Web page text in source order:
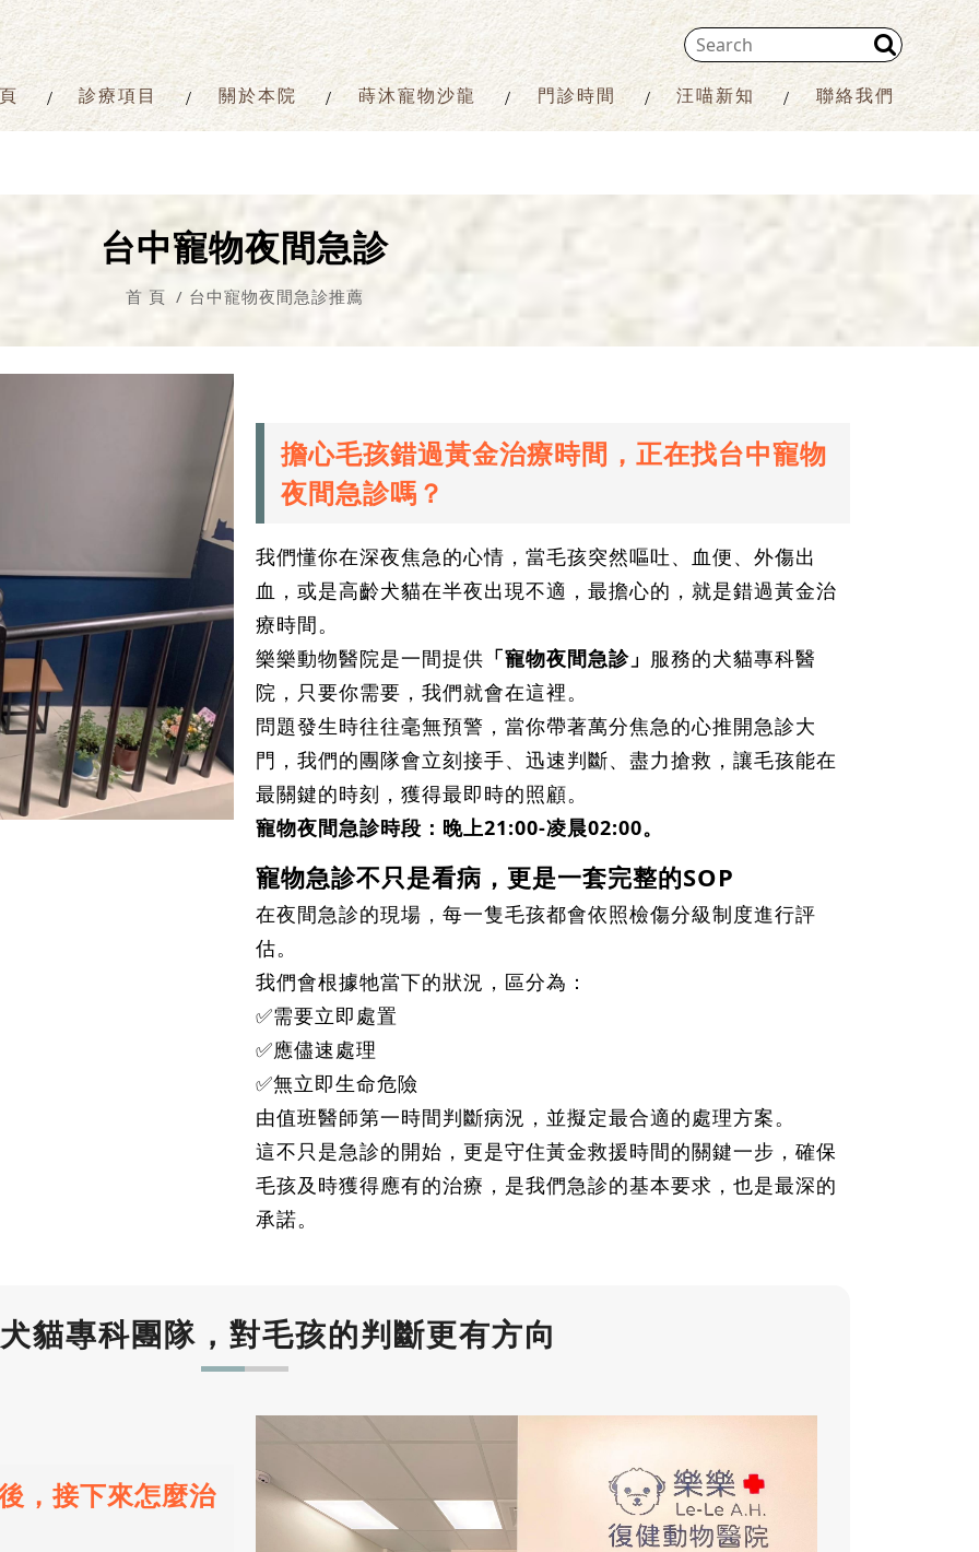
診療項目 關於本院 蒔沐寵物沙龍 門診時間 汪喵新知 聯絡我們
台中寵物夜間急診
首 頁 台中寵物夜間急診推薦
擔心毛孩錯過黃金治療時間，正在找台中寵物
夜間急診嗎？
我們懂你在深夜焦急的心情，當毛孩突然嘔吐、血便、外傷出
血，或是高齡犬貓在半夜出現不適，最擔心的，就是錯過黃金治
療時間。
樂樂動物醫院是一間提供 「寵物夜間急診」 服務的犬貓專科醫
院，只要你需要，我們就會在這裡。
問題發生時往往毫無預警，當你帶著萬分焦急的心推開急診大
門，我們的團隊會立刻接手、迅速判斷、盡力搶救，讓毛孩能在
最關鍵的時刻，獲得最即時的照顧。
寵物夜間急診時段：晚上21:00-凌晨02:00。
寵物急診不只是看病，更是一套完整的SOP
在夜間急診的現場，每一隻毛孩都會依照檢傷分級制度進行評
估。
我們會根據牠當下的狀況，區分為：
✅需要立即處置
✅應儘速處理
✅無立即生命危險
由值班醫師第一時間判斷病況，並擬定最合適的處理方案。
這不只是急診的開始，更是守住黃金救援時間的關鍵一步，確保
毛孩及時獲得應有的治療，是我們急診的基本要求，也是最深的
承諾。
貓專科團隊，對毛孩的判斷更有方向
，接下來怎麼治